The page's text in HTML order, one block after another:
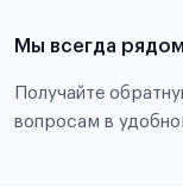
Мы всегда
Получайте
вопросам в